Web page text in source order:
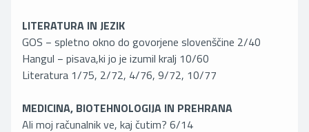
LITERATURA IN JEZIK
GOS − spletno okno do govorjene slovenščine 2/40
Hangul − pisava,ki jo je izumil kralj 10/60
Literatura 1/75, 2/72, 4/76, 9/72, 10/77
MEDICINA, BIOTEHNOLOGIJA IN PREHRANA
Ali moj računalnik ve, kaj čutim? 6/14